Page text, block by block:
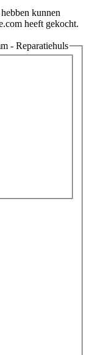
kunnen
heeft gekocht.
- Reparatiehuls